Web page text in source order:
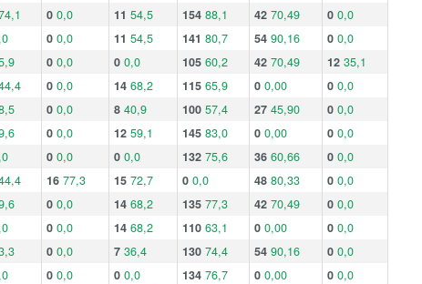
0 0,0 11 54,5 154 88,1 42 70,49 0 0,0
0 0,0 11 54,5 141 80,7 54 90,16 0 0,0
0 0,0 0 0,0 105 60,2 42 70,49 12 35,1
0 0,0 14 68,2 115 65,9 0 0,00 0 0,0
0 0,0 8 40,9 100 57,4 27 45,90 0 0,0
0 0,0 12 59,1 145 83,0 0 0,00 0 0,0
0 0,0 0 0,0 132 75,6 36 60,66 0 0,0
16 77,3 15 72,7 0 0,0 48 80,33 0 0,0
0 0,0 14 68,2 135 77,3 42 70,49 0 0,0
0 0,0 14 68,2 110 63,1 0 0,00 0 0,0
0 0,0 7 36,4 130 74,4 54 90,16 0 0,0
0 0,0 0 0,0 134 76,7 0 0,00 0 0,0